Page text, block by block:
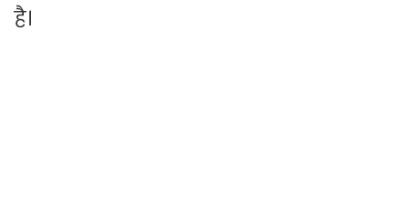
है।